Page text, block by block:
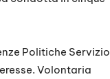
Politiche Servizio
Volontaria